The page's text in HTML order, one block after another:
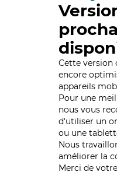
Cette version
encore
appareils
Pour une
nous vous
d'utiliser un
ou une
Nous
améliorer la
Merci de